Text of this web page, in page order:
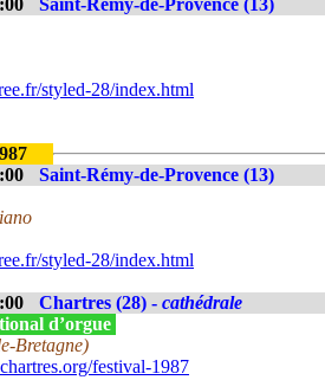
Saint-Rémy-de-Provence (13)
styled-28/index.html
Saint-Rémy-de-Provence (13)
styled-28/index.html
Chartres (28) - cathédrale
d’orgue
Bretagne)
festival-1987